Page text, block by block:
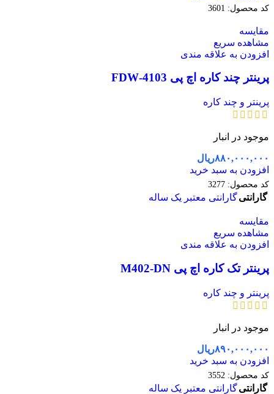
کد محصول: 3601
مقایسه
مشاهده سریع
افزودن به علاقه مندی
پرینتر چند کاره اچ پی 4103-FDW
پرینتر و چند کاره
موجود در انبار
۸۸۰,۰۰۰,۰۰۰ریال
افزودن به سبد خرید
کد محصول: 3277
گارانتیگارانتی معتبر یک ساله
مقایسه
مشاهده سریع
افزودن به علاقه مندی
پرینتر تک کاره اچ پی M402-DN
پرینتر و چند کاره
موجود در انبار
۸۹۰,۰۰۰,۰۰۰ریال
افزودن به سبد خرید
کد محصول: 3552
گارانتیگارانتی معتبر یک ساله